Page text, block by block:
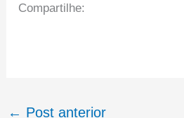
Compartilhe:
← Post anterior